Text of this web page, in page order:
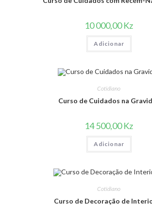
10 000,00Kz
Adicionar
Cotidiano
Curso de Cuidados na
14 500,00Kz
Adicionar
Cotidiano
Curso de Decoração de